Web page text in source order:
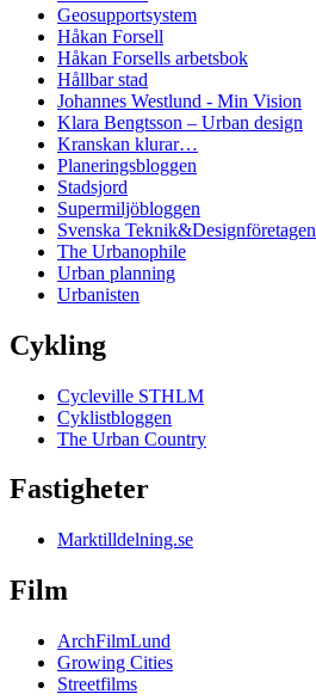
Geosupportsystem
Håkan Forsell
Håkan Forsells arbetsbok
Hållbar stad
Johannes Westlund - Min Vision
Klara Bengtsson – Urban design
Kranskan klurar…
Planeringsbloggen
Stadsjord
Supermiljöbloggen
Svenska Teknik&Designföretagen
The Urbanophile
Urban planning
Urbanisten
Cykling
Cycleville STHLM
Cyklistbloggen
The Urban Country
Fastigheter
Marktilldelning.se
Film
ArchFilmLund
Growing Cities
Streetfilms